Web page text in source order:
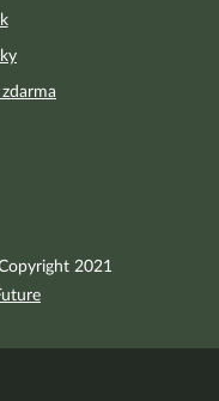
2021